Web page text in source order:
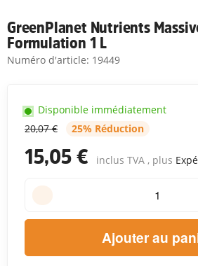
GreenPlanet Nutrients
Formulation 1 L
Numéro d'article: 19449
20,07 € 25% Réduction
15,05 € inclus TVA , plus
Disponible immédiatement
Ajouter au